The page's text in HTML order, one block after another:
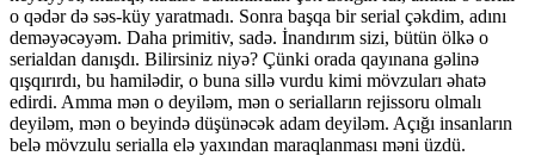
o qədər də səs-küy yaratmadı. Sonra başqa bir serial çəkdim, adını
deməyəcəyəm. Daha primitiv, sadə. İnandırım sizi, bütün ölkə o
serialdan danışdı. Bilirsiniz niyə? Çünki orada qayınana gəlinə
qışqırırdı, bu hamilədir, o buna sillə vurdu kimi mövzuları əhatə
edirdi. Amma mən o deyiləm, mən o serialların rejissoru olmalı
deyiləm, mən o beyində düşünəcək adam deyiləm. Açığı insanların
belə mövzulu serialla elə yaxından maraqlanması məni üzdü.